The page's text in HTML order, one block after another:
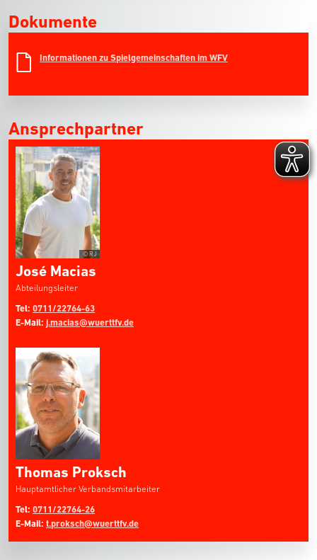
Dokumente
Informationen zu Spielgemeinschaften im WFV
Ansprechpartner
© RJ
José Macias
Abteilungsleiter
Tel: 0711/22764-63
E-Mail: j.macias@wuerttfv.de
Thomas Proksch
Hauptamtlicher Verbandsmitarbeiter
Tel: 0711/22764-26
E-Mail: t.proksch@wuerttfv.de